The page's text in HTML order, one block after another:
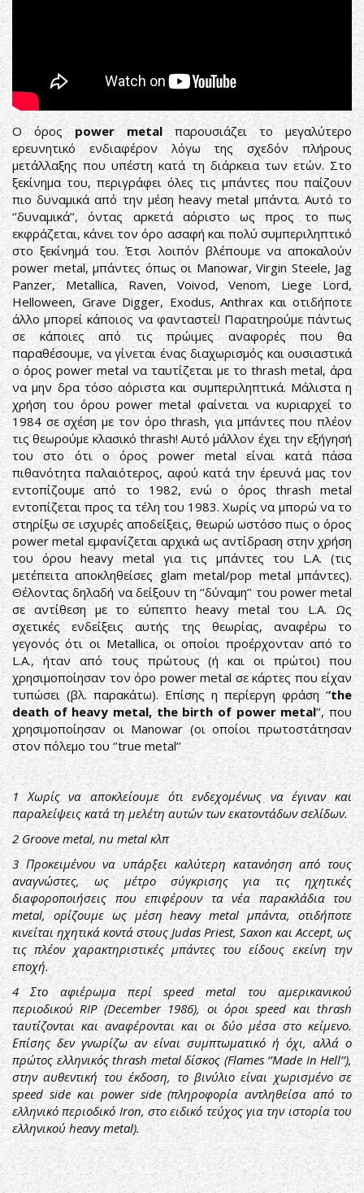
Ο όροςpower metalπαρουσιάζει το μεγαλύτερο
ερευνητικό ενδιαφέρον λόγω της σχεδόν πλήρους
μετάλλαξης που υπέστη κατά τη διάρκεια των ετών. Στο
ξεκίνημα του, περιγράφει όλες τις μπάντες που παίζουν
πιο δυναμικά από την μέση heavy metal μπάντα. Αυτό το
‘’δυναμικά’’, όντας αρκετά αόριστο ως προς το πως
εκφράζεται, κάνει τον όρο ασαφή και πολύ συμπεριληπτικό
στο ξεκίνημά του. Έτσι λοιπόν βλέπουμε να αποκαλούν
power metal, μπάντες όπως οι Manowar, Virgin Steele, Jag
Panzer, Metallica, Raven, Voivod, Venom, Liege Lord,
Helloween, Grave Digger, Exodus, Anthrax και οτιδήποτε
άλλο μπορεί κάποιος να φανταστεί! Παρατηρούμε πάντως
σε κάποιες από τις πρώιμες αναφορές που θα
παραθέσουμε, να γίνεται ένας διαχωρισμός και ουσιαστικά
ο όρος power metal να ταυτίζεται με το thrash metal, άρα
να μην δρα τόσο αόριστα και συμπεριληπτικά. Μάλιστα η
χρήση του όρου power metal φαίνεται να κυριαρχεί το
1984 σε σχέση με τον όρο thrash, για μπάντες που πλέον
τις θεωρούμε κλασικό thrash! Αυτό μάλλον έχει την εξήγησή
του στο ότι ο όρος power metal είναι κατά πάσα
πιθανότητα παλαιότερος, αφού κατά την έρευνά μας τον
εντοπίζουμε από το 1982, ενώ ο όρος thrash metal
εντοπίζεται προς τα τέλη του 1983. Χωρίς να μπορώ να το
στηρίξω σε ισχυρές αποδείξεις, θεωρώ ωστόσο πως ο όρος
power metal εμφανίζεται αρχικά ως αντίδραση στην χρήση
του όρου heavy metal για τις μπάντες του L.A. (τις
μετέπειτα αποκληθείσες glam metal/pop metal μπάντες).
Θέλοντας δηλαδή να δείξουν τη ‘’δύναμη’’ του power metal
σε αντίθεση με το εύπεπτο heavy metal του L.A. Ως
σχετικές ενδείξεις αυτής της θεωρίας, αναφέρω το
γεγονός ότι οι Metallica, οι οποίοι προέρχονταν από το
L.A., ήταν από τους πρώτους (ή και οι πρώτοι) που
χρησιμοποίησαν τον όρο power metal σε κάρτες που είχαν
τυπώσει (βλ. παρακάτω). Επίσης η περίεργη φράση ‘’the
death of heavy metal, the birth of power metal’’, που
χρησιμοποίησαν οι Manowar (οι οποίοι πρωτοστάτησαν
στον πόλεμο του ‘’true metal’’
1 Χωρίς να αποκλείουμε ότι ενδεχομένως να έγιναν και
παραλείψεις κατά τη μελέτη αυτών των εκατοντάδων σελίδων.
2Groove metal, nu metal κλπ
3Προκειμένου να υπάρξει καλύτερη κατανόηση από τους
αναγνώστες, ως μέτρο σύγκρισης για τις ηχητικές
διαφοροποιήσεις που επιφέρουν τα νέα παρακλάδια του
metal, ορίζουμε ως μέση heavy metal μπάντα, οτιδήποτε
κινείται ηχητικά κοντά στους Judas Priest, Saxon και Accept, ως
τις πλέον χαρακτηριστικές μπάντες του είδους εκείνη την
εποχή.
4 Στο αφιέρωμα περί speed metal του αμερικανικού
περιοδικού RIP (December 1986), οι όροι speed και thrash
ταυτίζονται και αναφέρονται και οι δύο μέσα στο κείμενο.
Επίσης δεν γνωρίζω αν είναι συμπτωματικό ή όχι, αλλά ο
πρώτος ελληνικός thrash metal δίσκος (Flames ‘’Made In Hell’’),
στην αυθεντική του έκδοση, το βινύλιο είναι χωρισμένο σε
speed side και power side (πληροφορία αντληθείσα από το
ελληνικό περιοδικό Iron, στο ειδικό τεύχος για την ιστορία του
ελληνικού heavy metal).